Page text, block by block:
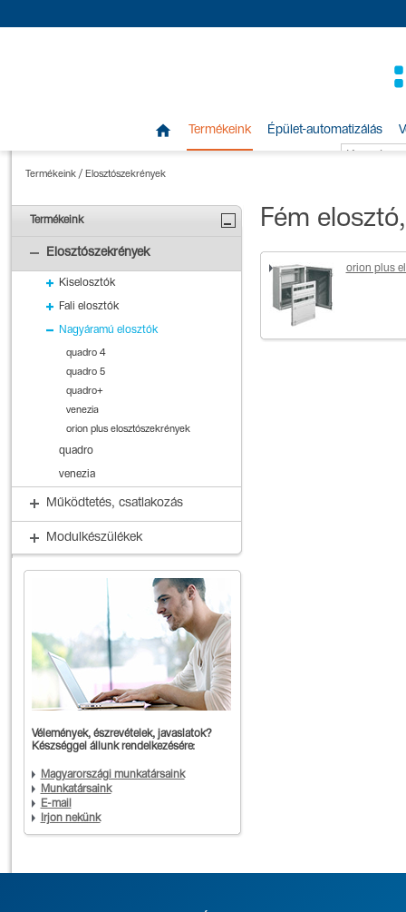
 Termékeink Épület-automatizálás
Termékeink/ Elosztószekrények
Termékeink
Elosztószekrények
Kiselosztók
Fali elosztók
Nagyáramú elosztók
quadro 4
quadro 5
quadro+
venezia
orion plus elosztószekrények
quadro
venezia
Működtetés, csatlakozás
Modulkészülékek
Vélemények, észrevételek, javaslatok?
Készséggel állunk rendelkezésére:
Magyarországi munkatársaink
Munkatársaink
E-mail
Írjon nekünk
Fém
orion plus